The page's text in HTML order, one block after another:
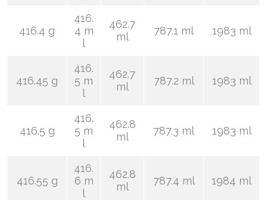
416.4 g
416.
4 m
l
462.7
ml
787.1 ml 1983 ml
416.45 g
416.
5 m
l
462.7
ml
787.2 ml 1983 ml
416.5 g
416.
5 m
l
462.8
ml
787.3 ml 1983 ml
416.55 g
416.
6 m
l
462.8
ml
787.4 ml 1984 ml